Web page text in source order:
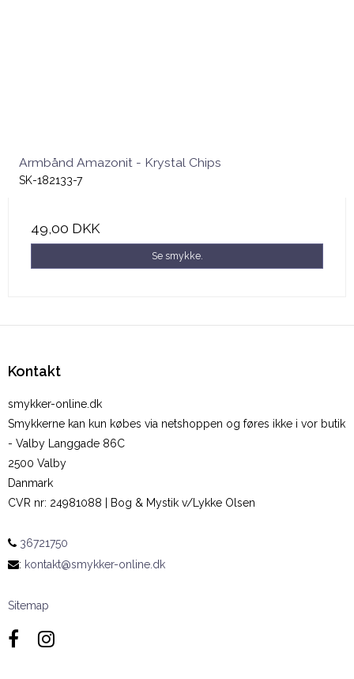
Armbånd Amazonit - Krystal Chips
SK-182133-7
49,00 DKK
Se smykke.
Kontakt
smykker-online.dk
Smykkerne kan kun købes via netshoppen og føres ikke i vor butik
- Valby Langgade 86C
2500 Valby
Danmark
CVR nr: 24981088 | Bog & Mystik v/Lykke Olsen
36721750
: kontakt@smykker-online.dk
Sitemap